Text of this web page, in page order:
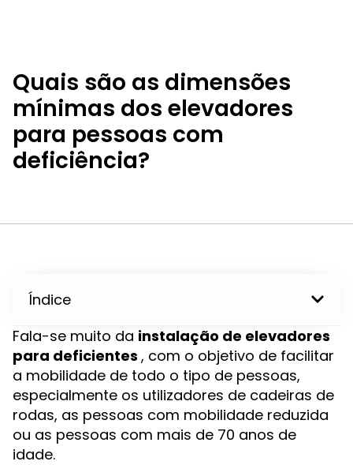
Quais são as dimensões
mínimas dos elevadores
para pessoas com
deficiência?
Índice
Fala-se muito da instalação de elevadores
para deficientes , com o objetivo de facilitar
a mobilidade de todo o tipo de pessoas,
especialmente os utilizadores de cadeiras de
rodas, as pessoas com mobilidade reduzida
ou as pessoas com mais de 70 anos de
idade.